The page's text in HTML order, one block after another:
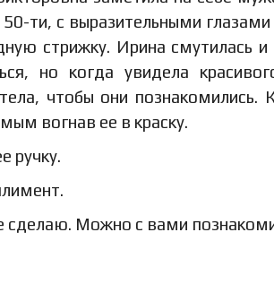
ти, с выразительными
стрижку. Ирина смутилась
но когда увидела
чтобы они познакомились.
вогнав ее в краску.
ручку.
сделаю. Можно с вами